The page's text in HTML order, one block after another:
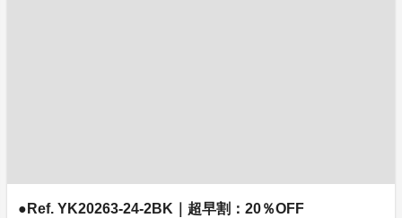
●Ref. YK20263-24-2BK｜超早割：20％OFF